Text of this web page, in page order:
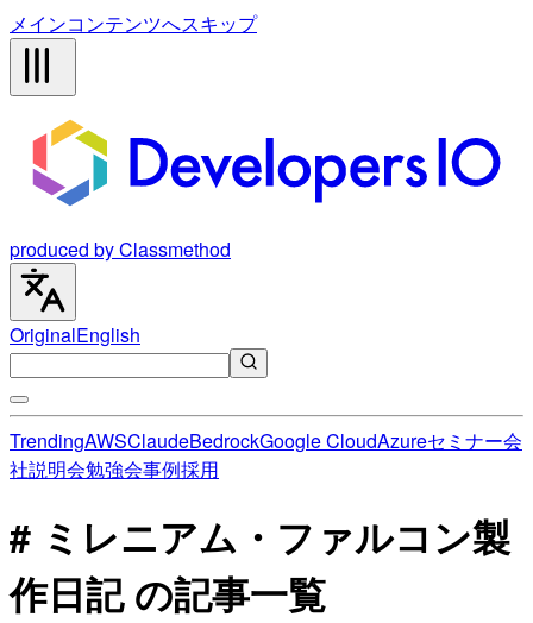
メインコンテンツへスキップ
produced by Classmethod
OriginalEnglish
TrendingAWSClaudeBedrockGoogle CloudAzureセミナー会
社説明会勉強会事例採用
# ミレニアム・ファルコン製
作日記 の記事一覧